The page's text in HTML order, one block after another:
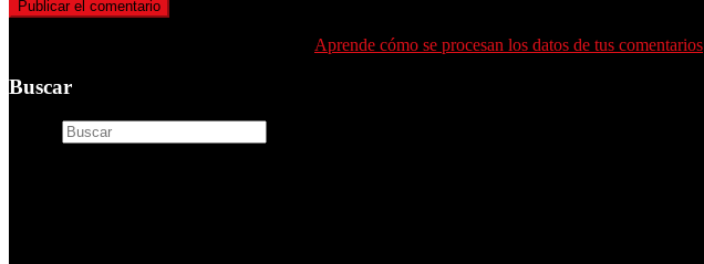
Aprende cómo se procesan los datos de tus comentarios
Buscar